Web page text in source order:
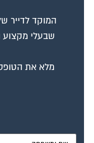
המוקד לדייר
שבעלי מקצוע
מלא את